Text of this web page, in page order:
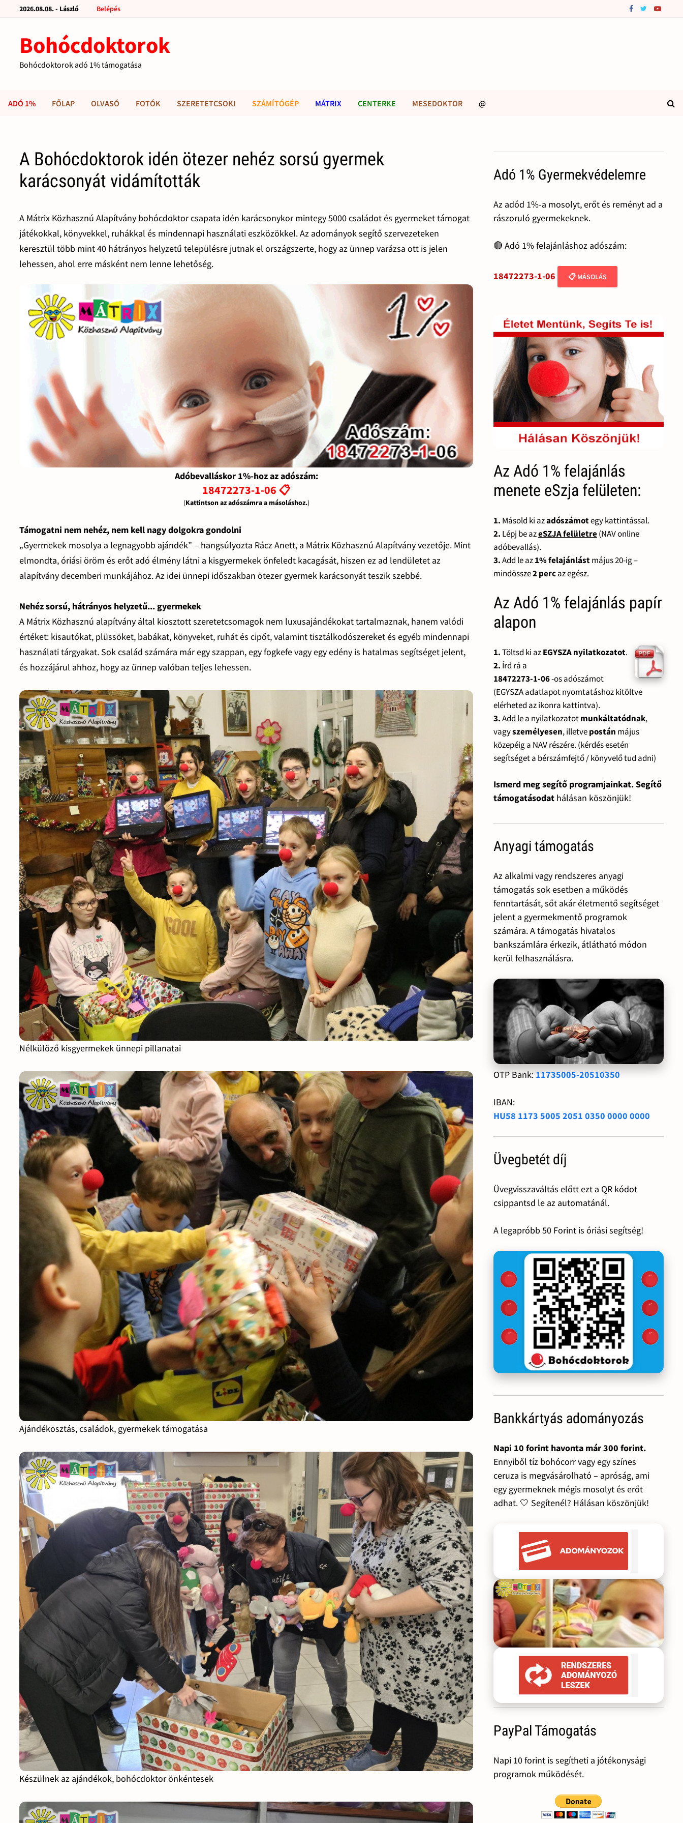
2026.08.08. - László Belépés
Bohócdoktorok
Bohócdoktorok adó 1% támogatása
ADÓ 1% FŐLAP OLVASÓ FOTÓK SZERETETCSOKI SZÁMÍTÓGÉP MÁTRIX CENTERKE MESEDOKTOR @
A Bohócdoktorok idén ötezer nehéz sorsú gyermek
karácsonyát vidámították
A Mátrix Közhasznú Alapítvány bohócdoktor csapata idén karácsonykor mintegy 5000 családot és gyermeket támogat
játékokkal, könyvekkel, ruhákkal és mindennapi használati eszközökkel. Az adományok segítő szervezeteken
keresztül több mint 40 hátrányos helyzetű településre jutnak el országszerte, hogy az ünnep varázsa ott is jelen
lehessen, ahol erre másként nem lenne lehetőség.
Adóbevalláskor 1%-hoz az adószám:
18472273-1-06 📋
(Kattintson az adószámra a másoláshoz.)
Támogatni nem nehéz, nem kell nagy dolgokra gondolni
„Gyermekek mosolya a legnagyobb ajándék” – hangsúlyozta Rácz Anett, a Mátrix Közhasznú Alapítvány vezetője. Mint
elmondta, óriási öröm és erőt adó élmény látni a kisgyermekek önfeledt kacagását, hiszen ez ad lendületet az
alapítvány decemberi munkájához. Az idei ünnepi időszakban ötezer gyermek karácsonyát teszik szebbé.
Nehéz sorsú, hátrányos helyzetű... gyermekek
A Mátrix Közhasznú alapítvány által kiosztott szeretetcsomagok nem luxusajándékokat tartalmaznak, hanem valódi
értéket: kisautókat, plüssöket, babákat, könyveket, ruhát és cipőt, valamint tisztálkodószereket és egyéb mindennapi
használati tárgyakat. Sok család számára már egy szappan, egy fogkefe vagy egy edény is hatalmas segítséget jelent,
és hozzájárul ahhoz, hogy az ünnep valóban teljes lehessen.
Nélkülöző kisgyermekek ünnepi pillanatai
Ajándékosztás, családok, gyermekek támogatása
Készülnek az ajándékok, bohócdoktor önkéntesek
Adó 1% Gyermekvédelemre
Az adód 1%-a mosolyt, erőt és reményt ad a
rászoruló gyermekeknek.
🔴 Adó 1% felajánláshoz adószám:
18472273-1-06 📋 MÁSOLÁS
Az Adó 1% felajánlás
menete eSzja felületen:
1. Másold ki azadószámotegy kattintással.
2. Lépj be azeSZJA felületre(NAV online
adóbevallás).
3.Add le az1% felajánlástmájus 20-ig –
mindössze2 percaz egész.
Az Adó 1% felajánlás papír
alapon
1.Töltsd ki azEGYSZA nyilatkozatot.
2. Írd rá a
18472273-1-06-os adószámot
(EGYSZA adatlapot nyomtatáshoz kitöltve
elérheted az ikonra kattintva).
3.Add le a nyilatkozatotmunkáltatódnak,
vagyszemélyesen, illetvepostán május
közepéig a NAV részére. (kérdés esetén
segítséget a bérszámfejtő / könyvelő tud adni)
Ismerd meg segítő programjainkat. Segítő
támogatásodat hálásan köszönjük!
Anyagi támogatás
Az alkalmi vagy rendszeres anyagi
támogatás sok esetben a működés
fenntartását, sőt akár életmentő segítséget
jelent a gyermekmentő programok
számára. A támogatás hivatalos
bankszámlára érkezik, átlátható módon
kerül felhasználásra.
OTP Bank: 11735005-20510350
IBAN:
HU58 1173 5005 2051 0350 0000 0000
Üvegbetét díj
Üvegvisszaváltás előtt ezt a QR kódot
csippantsd le az automatánál.
A legapróbb 50 Forint is óriási segítség!
Bankkártyás adományozás
Napi 10 forint havonta már 300 forint.
Ennyiből tíz bohócorr vagy egy színes
ceruza is megvásárolható – apróság, ami
egy gyermeknek mégis mosolyt és erőt
adhat. 🤍 Segítenél? Hálásan köszönjük!
PayPal Támogatás
Napi 10 forint is segítheti a jótékonysági
programok működését.